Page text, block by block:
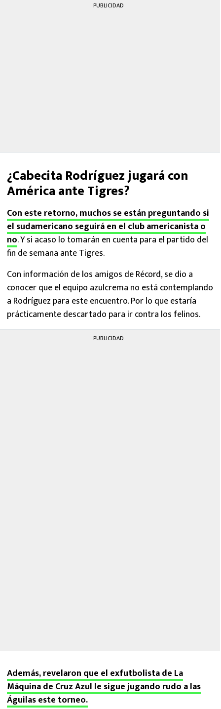
PUBLICIDAD
¿Cabecita Rodríguez jugará con
América ante Tigres?
Con este retorno, muchos se están preguntando si
el sudamericano seguirá en el club americanista o
no. Y si acaso lo tomarán en cuenta para el partido del
fin de semana ante Tigres.
Con información de los amigos de Récord, se dio a
conocer que el equipo azulcrema no está contemplando
a Rodríguez para este encuentro. Por lo que estaría
prácticamente descartado para ir contra los felinos.
PUBLICIDAD
Además, revelaron que el exfutbolista de La
Máquina de Cruz Azul le sigue jugando rudo a las
Águilas este torneo.